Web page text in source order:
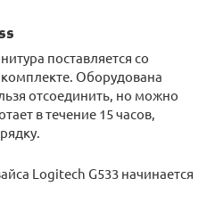
поставляется со
Оборудована
отсоединить, но можно
в течение 15 часов,
Logitech G533 начинается